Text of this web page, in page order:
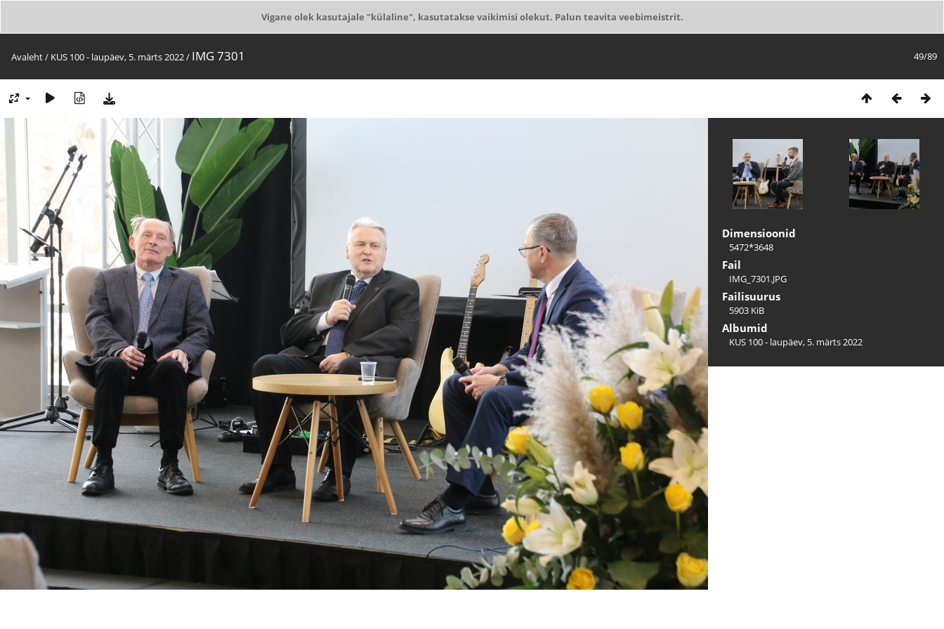
Vigane olek kasutajale "külaline", kasutatakse vaikimisi olekut. Palun teavita veebimeistrit.
49/89
Avaleht/ KUS 100 - laupäev, 5. märts 2022/ IMG 7301
Dimensioonid
5472*3648
Fail
IMG_7301.JPG
Failisuurus
5903 KiB
Albumid
KUS 100 - laupäev, 5. märts 2022